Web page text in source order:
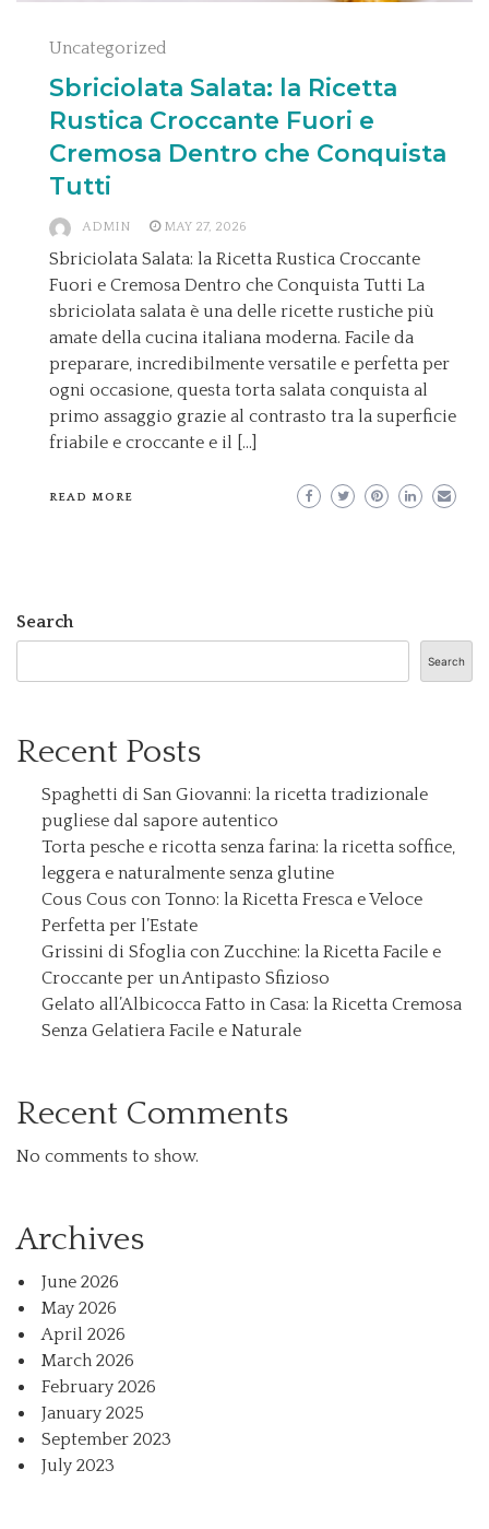
Uncategorized
Sbriciolata Salata: la Ricetta
Rustica Croccante Fuori e
Cremosa Dentro che Conquista
Tutti
ADMIN MAY 27, 2026
Sbriciolata Salata: la Ricetta Rustica Croccante
Fuori e Cremosa Dentro che Conquista Tutti La
sbriciolata salata è una delle ricette rustiche più
amate della cucina italiana moderna. Facile da
preparare, incredibilmente versatile e perfetta per
ogni occasione, questa torta salata conquista al
primo assaggio grazie al contrasto tra la superficie
friabile e croccante e il […]
READ MORE
Search
Search
Recent Posts
Spaghetti di San Giovanni: la ricetta tradizionale
pugliese dal sapore autentico
Torta pesche e ricotta senza farina: la ricetta soffice,
leggera e naturalmente senza glutine
Cous Cous con Tonno: la Ricetta Fresca e Veloce
Perfetta per l’Estate
Grissini di Sfoglia con Zucchine: la Ricetta Facile e
Croccante per un Antipasto Sfizioso
Gelato all’Albicocca Fatto in Casa: la Ricetta Cremosa
Senza Gelatiera Facile e Naturale
Recent Comments
No comments to show.
Archives
June 2026
May 2026
April 2026
March 2026
February 2026
January 2025
September 2023
July 2023